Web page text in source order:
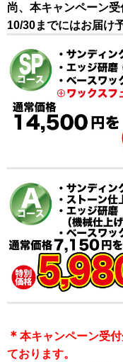
尚、本キャンペーン受
10/30までにはお届け
＊ 本キャンペーン受
ております。